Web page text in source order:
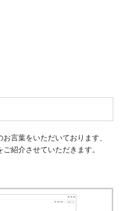
言葉をいただいております、
紹介させていただきます。